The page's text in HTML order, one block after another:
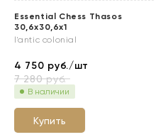
Essential Chess Thasos
30,6x30,6x1
l'antic colonial
4 750 руб./шт
7 280руб.
В наличии
Купить